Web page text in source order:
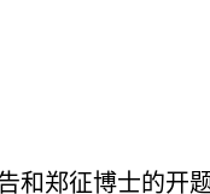
郑征博士的开